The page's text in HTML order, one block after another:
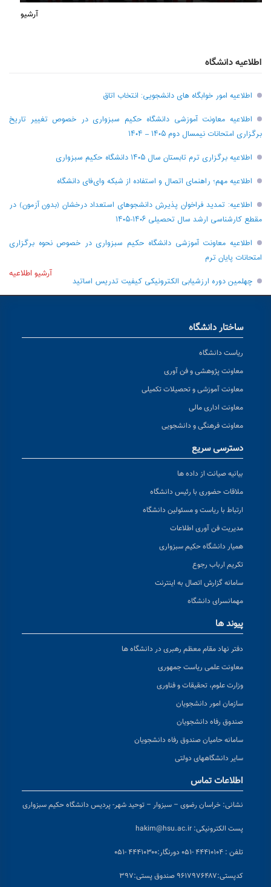
آرشیو
اطلاعیه دانشگاه
اطلاعیه امور خوابگاه های دانشجویی: انتخاب اتاق
اطلاعیه معاونت آموزشی دانشگاه حکیم سبزواری در خصوص تغییر تاریخ
برگزاری امتحانات نیمسال دوم ۱۴۰۵ – ۱۴۰۴
اطلاعیه برگزاری ترم تابستان سال ۱۴۰۵ دانشگاه حکیم سبزواری
اطلاعیه مهم؛ راهنمای اتصال و استفاده از شبکه وای‌فای دانشگاه
اطلاعیه: تمدید فراخوان پذیرش دانشجو‌های استعداد درخشان (بدون آزمون) در
مقطع کارشناسی ارشد سال تحصیلی ۱۴۰۶-۱۴۰۵
اطلاعیه معاونت آموزشی دانشگاه حکیم سبزواری در خصوص نحوه برگزاری
امتحانات پایان ترم
چهلمین دوره ارزشیابی الکترونیکی کیفیت تدریس اساتید
آرشیو اطلاعیه
ساختار دانشگاه
ریاست دانشگاه
معاونت پژوهشی و فن آوری
معاونت آموزشی و تحصیلات تکمیلی
معاونت اداری مالی
معاونت فرهنگی و دانشجویی
دسترسی سریع
بیانیه صیانت از داده ها
ملاقات حضوری با رئیس دانشگاه
ارتباط با ریاست و مسئولین دانشگاه
مدیریت فن آوری اطلاعات
همیار دانشگاه حکیم سبزواری
تکریم ارباب رجوع
سامانه گزارش اتصال به اینترنت
مهمانسرای دانشگاه
پیوند ها
دفتر نهاد مقام معظم رهبری در دانشگاه ها
معاونت علمی ریاست جمهوری
وزارت علوم، تحقیقات و فناوری
سازمان امور دانشجویان
صندوق رفاه دانشجویان
سامانه حامیان صندوق رفاه دانشجویان
سایر دانشگاههای دولتی
اطلاعات تماس
نشانی: خراسان رضوی – سبزوار – توحید شهر- پردیس دانشگاه حکیم سبزواری
پست الکترونیکی: hakim@hsu.ac.ir
تلفن : ۴۴۴۱۰۱۰۴ -۰۵۱ دورنگار:۴۴۴۱۰۳۰۰ -۰۵۱
کدپستی:۹۶۱۷۹۷۶۴۸۷ صندوق پستی:۳۹۷